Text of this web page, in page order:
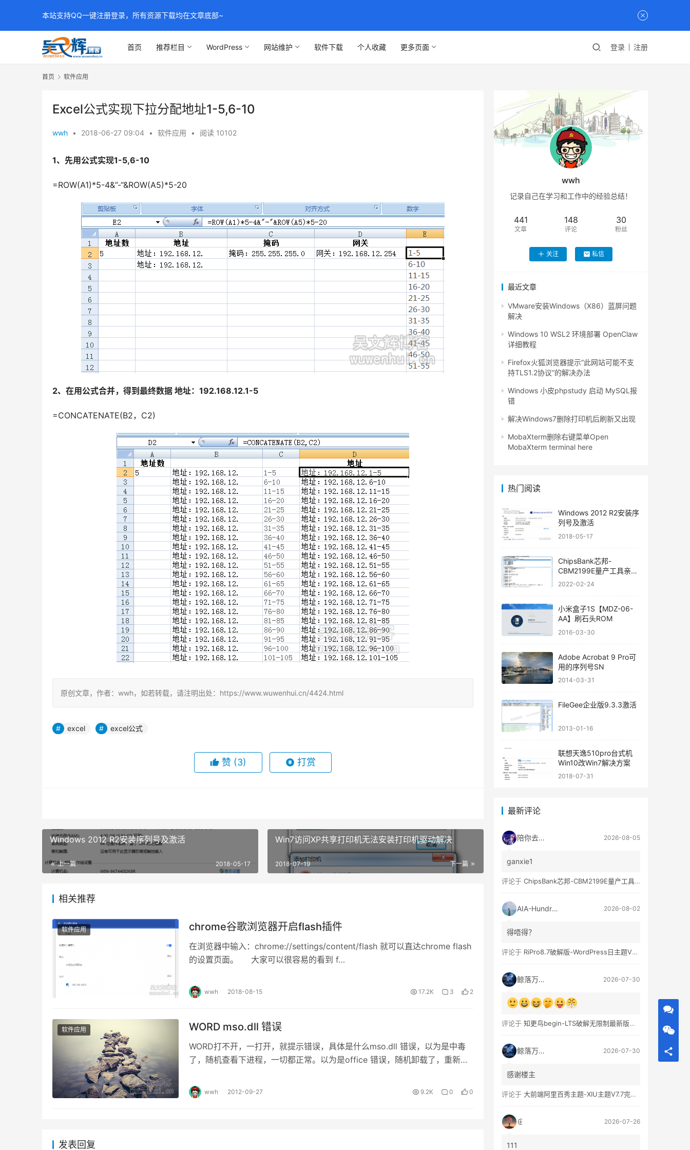
首页 推荐栏目 WordPress 网站维护 软件下载 个人收藏 更多页面 登录 注册
首页 软件应用
Excel公式实现下拉分配地址1-5,6-10
wwh • 2018-06-27 09:04 • 软件应用 • 阅读 10102
1、先用公式实现1-5,6-10
=ROW(A1)*5-4&”-“&ROW(A5)*5-20
2、在用公式合并，得到最终数据 地址：192.168.12.1-5
=CONCATENATE(B2，C2)
原创文章，作者：wwh，如若转载，请注明出处：https://www.wuwenhui.cn/4424.html
excel excel公式
赞 (3) 打赏
Windows 2012 R2安装序列号及激活
上一篇 2018-05-17
Win7访问XP共享打印机无法安装打印机驱动解决
下一篇
2018-07-19
相关推荐
软件应用 chrome谷歌浏览器开启flash插件
在浏览器中输入：chrome://settings/content/flash 就可以直达chrome flash
的设置页面。 大家可以很容易的看到 f…
wwh 2018-08-15 17.2K 3 2
软件应用 WORD mso.dll 错误
WORD打不开，一打开，就提示错误，具体是什么mso.dll 错误，以为是中毒
了，随机查看下进程，一切都正常。以为是office 错误，随机卸载了，重新安
wwh 2012-09-27 9.2K 0 0
发表回复
wwh
记录自己在学习和工作中的经验总结！
441
文章
148
评论
30
粉丝
关注 私信
最近文章
VMware安装Windows（X86）蓝屏问题
解决
Windows 10 WSL2 环境部署 OpenClaw
详细教程
Firefox火狐浏览器提示“此网站可能不支
持TLS1.2协议”的解决办法
Windows 小皮phpstudy 启动 MySQL报
错
解决Windows7删除打印机后刷新又出现
MobaXterm删除右键菜单Open
MobaXterm terminal here
热门阅读
Windows 2012 R2安装序
列号及激活
2018-05-17
ChipsBank芯邦-
CBM2199E量产工具亲测
可用
2022-02-24
小米盒子1S【MDZ-06-
AA】刷石头ROM
2016-03-30
Adobe Acrobat 9 Pro可
用的序列号SN
2014-03-31
FileGee企业版9.3.3激活
2013-01-16
联想天逸510pro台式机
Win10改Win7解决方案
2018-07-31
最新评论
陪你去流浪 2026-08-05
ganxie1
评论于 ChipsBank芯邦-CBM2199E量产工具亲测可用
AIA-Hundred 2026-08-02
得唔得？
评论于 RiPro8.7破解版-WordPress日主题V8.7完整无限制版下载
鲸落万物生 2026-07-30
评论于 知更鸟begin-LTS破解无限制最新版WordPress主题模板
鲸落万物生 2026-07-30
感谢楼主
评论于 大前端阿里百秀主题-XIU主题V7.7完美破解无限制版
2026-07-26
111
本站支持QQ一键注册登录，所有资源下载均在文章底部~